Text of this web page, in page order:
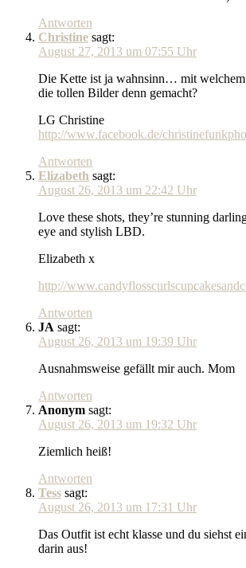
Antworten
Christine sagt:
August 27, 2013 um 07:55 Uhr
Die Kette ist ja wahnsinn… mit
die tollen Bilder denn gemacht?
LG Christine
http://www.facebook.de/
Antworten
Elizabeth sagt:
August 26, 2013 um 22:42 Uhr
Love these shots, they’re stunning
eye and stylish LBD.
Elizabeth x
http://
Antworten
JA sagt:
August 26, 2013 um 19:39 Uhr
Ausnahmsweise gefällt mir auch. Mom
Antworten
Anonym sagt:
August 26, 2013 um 19:32 Uhr
Ziemlich heiß!
Antworten
Tess sagt:
August 26, 2013 um 17:31 Uhr
Das Outfit ist echt klasse und du siehst
darin aus!